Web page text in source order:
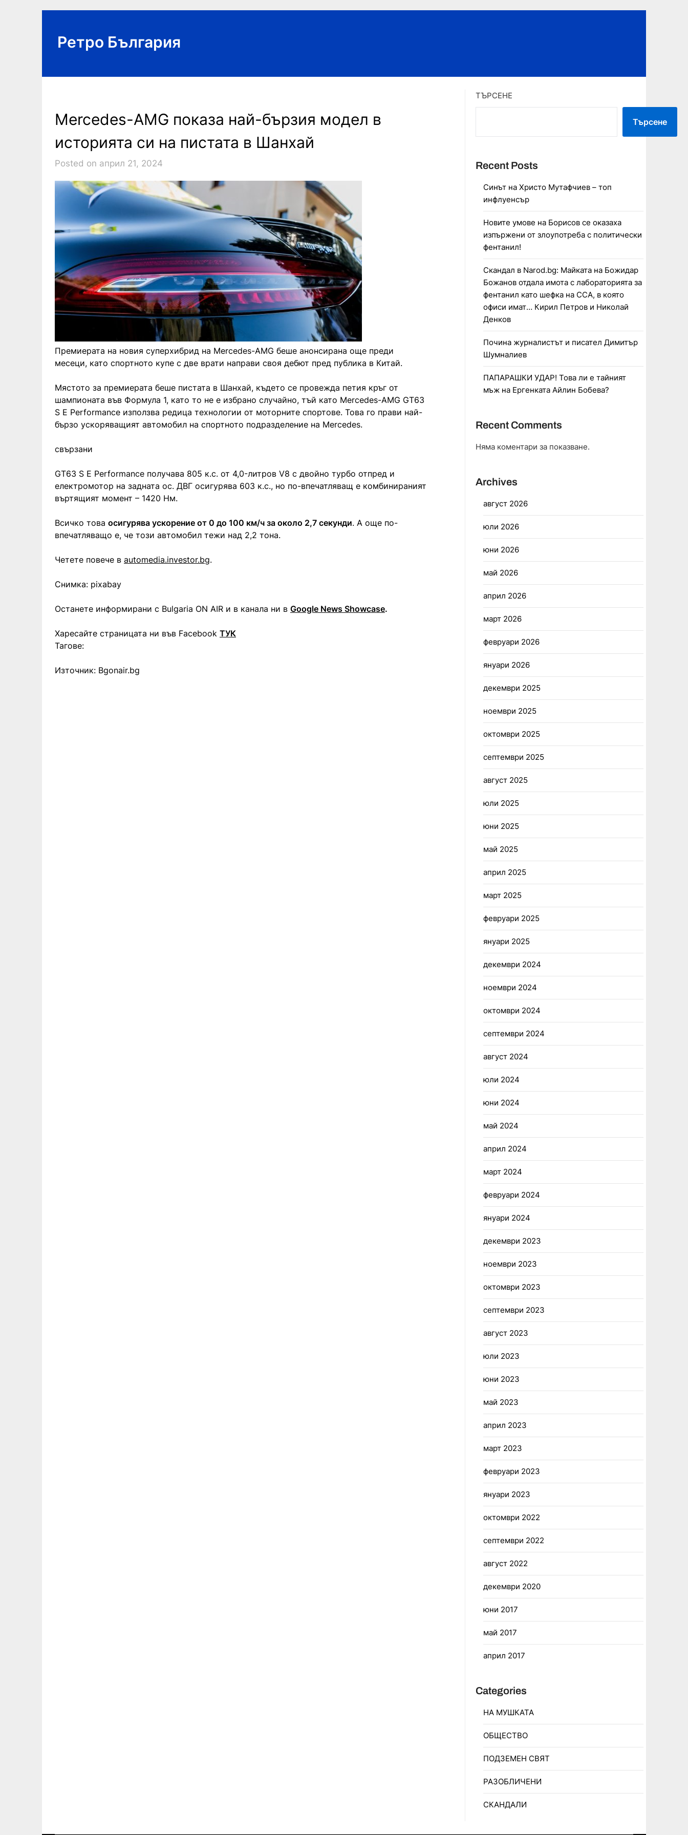
Ретро България
Mercedes-AMG показа най-бързия модел в
историята си на пистата в Шанхай
Posted on април 21, 2024
Премиерата на новия суперхибрид на Mercedes-AMG беше анонсирана още преди
месеци, като спортното купе с две врати направи своя дебют пред публика в Китай.
Мястото за премиерата беше пистата в Шанхай, където се провежда петия кръг от
шампионата във Формула 1, като то не е избрано случайно, тъй като Mercedes-AMG GT63
S E Performance използва редица технологии от моторните спортове. Това го прави най-
бързо ускоряващият автомобил на спортното подразделение на Mercedes.
свързани
GT63 S E Performance получава 805 к.с. от 4,0-литров V8 с двойно турбо отпред и
електромотор на задната ос. ДВГ осигурява 603 к.с., но по-впечатляващ е комбинираният
въртящият момент – 1420 Нм.
Всичко това осигурява ускорение от 0 до 100 км/ч за около 2,7 секунди. А още по-
впечатляващо е, че този автомобил тежи над 2,2 тона.
Четете повече в automedia.investor.bg.
Снимка: pixabay
Останете информирани с Bulgaria ON AIR и в канала ни в Google News Showcase.
Харесайте страницата ни във Facebook ТУК
Тагове:
Източник: Bgonair.bg
ТЪРСЕНЕ
Търсене
Recent Posts
Синът на Христо Мутафчиев – топ
инфлуенсър
Новите умове на Борисов се оказаха
изпържени от злоупотреба с политически
фентанил!
Скандал в Narod.bg: Майката на Божидар
Божанов отдала имота с лабораторията за
фентанил като шефка на ССА, в която
офиси имат… Кирил Петров и Николай
Денков
Почина журналистът и писател Димитър
Шумналиев
ПАПАРАШКИ УДАР! Това ли е тайният
мъж на Ергенката Айлин Бобева?
Recent Comments
Няма коментари за показване.
Archives
август 2026
юли 2026
юни 2026
май 2026
април 2026
март 2026
февруари 2026
януари 2026
декември 2025
ноември 2025
октомври 2025
септември 2025
август 2025
юли 2025
юни 2025
май 2025
април 2025
март 2025
февруари 2025
януари 2025
декември 2024
ноември 2024
октомври 2024
септември 2024
август 2024
юли 2024
юни 2024
май 2024
април 2024
март 2024
февруари 2024
януари 2024
декември 2023
ноември 2023
октомври 2023
септември 2023
август 2023
юли 2023
юни 2023
май 2023
април 2023
март 2023
февруари 2023
януари 2023
октомври 2022
септември 2022
август 2022
декември 2020
юни 2017
май 2017
април 2017
Categories
НА МУШКАТА
ОБЩЕСТВО
ПОДЗЕМЕН СВЯТ
РАЗОБЛИЧЕНИ
СКАНДАЛИ